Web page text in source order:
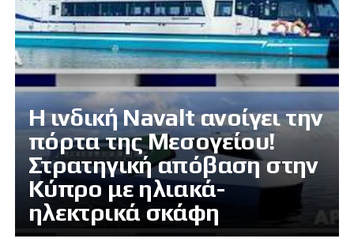
Η ινδική Navalt ανοίγει την
πόρτα της Μεσογείου!
Στρατηγική απόβαση στην
Κύπρο με ηλιακά-
ηλεκτρικά σκάφη